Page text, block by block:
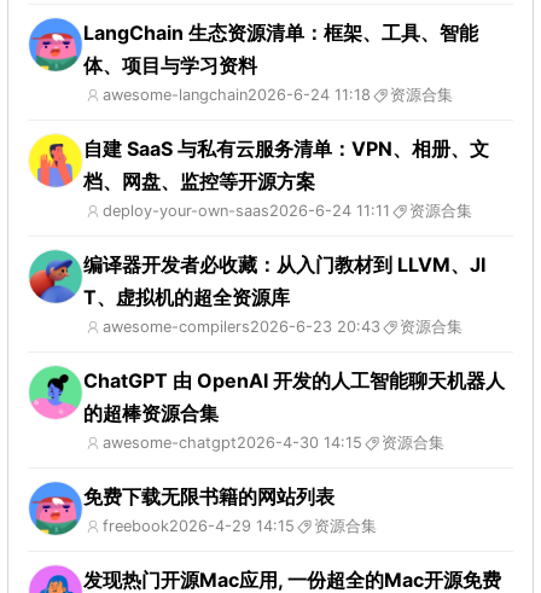
LangChain 生态资源清单：框架、工具、智能
体、项目与学习资料
awesome-langchain2026-6-24 11:18 资源合集
自建 SaaS 与私有云服务清单：VPN、相册、文
档、网盘、监控等开源方案
deploy-your-own-saas2026-6-24 11:11 资源合集
编译器开发者必收藏：从入门教材到 LLVM、JI
T、虚拟机的超全资源库
awesome-compilers2026-6-23 20:43 资源合集
ChatGPT 由 OpenAI 开发的人工智能聊天机器人
的超棒资源合集
awesome-chatgpt2026-4-30 14:15 资源合集
免费下载无限书籍的网站列表
freebook2026-4-29 14:15 资源合集
发现热门开源Mac应用, 一份超全的Mac开源免费